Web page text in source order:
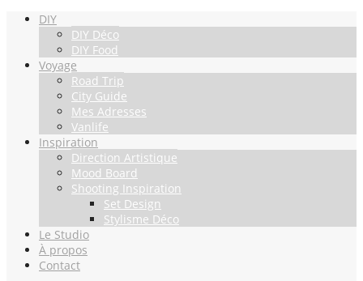
DIY
DIY Déco
DIY Food
Voyage
Road Trip
City Guide
Mes Adresses
Vanlife
Inspiration
Direction Artistique
Mood Board
Shooting Inspiration
Set Design
Stylisme Déco
Le Studio
À propos
Contact